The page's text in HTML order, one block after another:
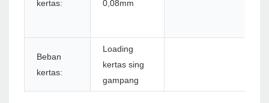
kertas:
0,08mm
Beban
kertas:
Loading
kertas sing
gampang